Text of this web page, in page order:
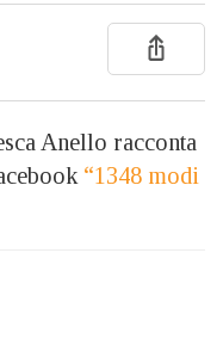
Anello racconta
“1348 modi